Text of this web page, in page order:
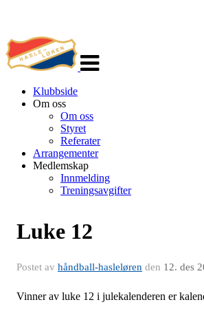
navigasjon
Klubbside
Om oss
Om oss
Styret
Referater
Arrangementer
Medlemskap
Innmelding
Treningsavgifter
Luke 12
Postet av håndball-hasleløren den 12. des
Vinner av luke 12 i julekalenderen er